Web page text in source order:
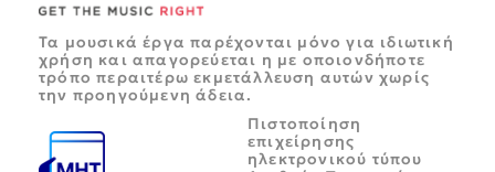
Τα μουσικά έργα παρέχονται μόνο για ιδιωτική
χρήση και απαγορεύεται η με οποιονδήποτε
τρόπο περαιτέρω εκμετάλλευση αυτών χωρίς
την προηγούμενη άδεια.
Πιστοποίηση
επιχείρησης
ηλεκτρονικού τύπου